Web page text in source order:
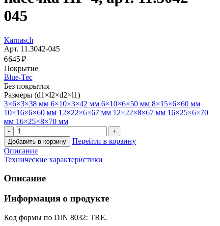
045
Karnasch
Арт. 11.3042-045
6 645 ₽
Покрытие
Blue-Tec
Без покрытия
Размеры (d1×l2×d2×l1)
3×6×3×38 мм 6×10×3×42 мм 6×10×6×50 мм 8×15×6×60 мм
10×16×6×60 мм 12×22×6×67 мм 12×22×8×67 мм 16×25×6×70
мм 16×25×8×70 мм
Добавить в корзину
Перейти в корзину
Описание
Технические характеристики
Описание
Информация о продукте
Код формы по DIN 8032: TRE.